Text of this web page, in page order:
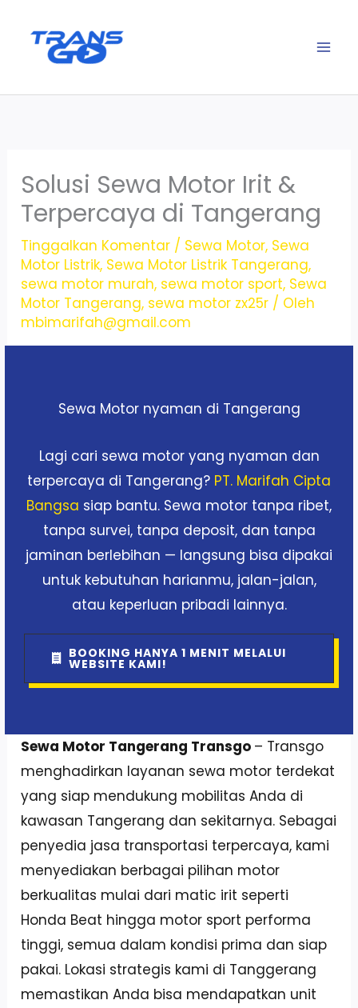
Solusi Sewa Motor Irit &
Terpercaya di Tangerang
Tinggalkan Komentar / Sewa Motor, Sewa
Motor Listrik, Sewa Motor Listrik Tangerang,
sewa motor murah, sewa motor sport, Sewa
Motor Tangerang, sewa motor zx25r / Oleh
mbimarifah@gmail.com
Sewa Motor nyaman di Tangerang
Lagi cari sewa motor yang nyaman dan
terpercaya di Tangerang? PT. Marifah Cipta
Bangsa siap bantu. Sewa motor tanpa ribet,
tanpa survei, tanpa deposit, dan tanpa
jaminan berlebihan — langsung bisa dipakai
untuk kebutuhan harianmu, jalan-jalan,
atau keperluan pribadi lainnya.
BOOKING HANYA 1 MENIT MELALUI
WEBSITE KAMI!
Sewa Motor Tangerang Transgo – Transgo
menghadirkan layanan sewa motor terdekat
yang siap mendukung mobilitas Anda di
kawasan Tangerang dan sekitarnya. Sebagai
penyedia jasa transportasi terpercaya, kami
menyediakan berbagai pilihan motor
berkualitas mulai dari matic irit seperti
Honda Beat hingga motor sport performa
tinggi, semua dalam kondisi prima dan siap
pakai. Lokasi strategis kami di Tanggerang
memastikan Anda bisa mendapatkan unit